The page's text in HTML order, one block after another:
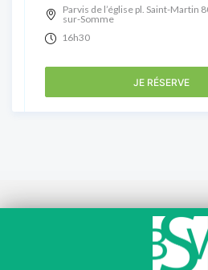
Parvis de l’église pl. Saint-Martin
sur-Somme
16h30
JE RÉSERVE